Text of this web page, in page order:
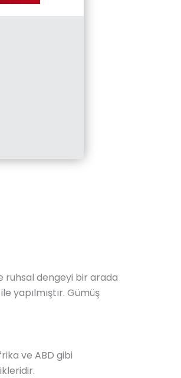
ruhsal dengeyi bir arada
yapılmıştır. Gümüş
ve ABD gibi